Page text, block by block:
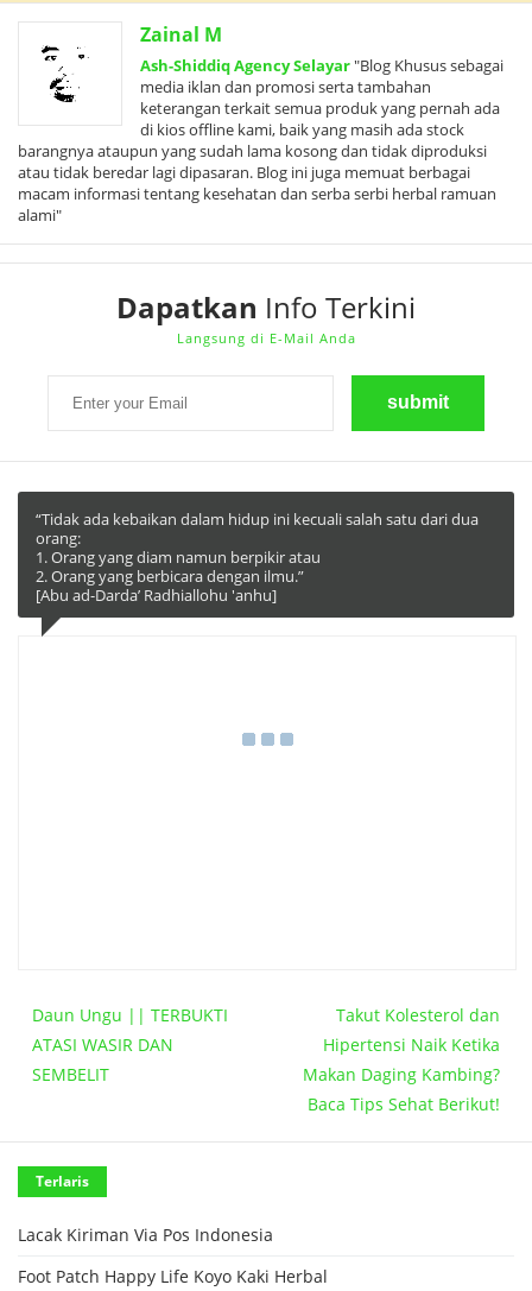
Zainal M
Ash-Shiddiq Agency Selayar"Blog Khusus sebagai
media iklan dan promosi serta tambahan
keterangan terkait semua produk yang pernah ada
di kios offline kami, baik yang masih ada stock
barangnya ataupun yang sudah lama kosong dan tidak diproduksi
atau tidak beredar lagi dipasaran. Blog ini juga memuat berbagai
macam informasi tentang kesehatan dan serba serbi herbal ramuan
alami"
Dapatkan Info Terkini
Langsung di E-Mail Anda
“Tidak ada kebaikan dalam hidup ini kecuali salah satu dari dua
orang:
1. Orang yang diam namun berpikir atau
2. Orang yang berbicara dengan ilmu.”
[Abu ad-Darda’ Radhiallohu 'anhu]
Daun Ungu || TERBUKTI
ATASI WASIR DAN
SEMBELIT
Takut Kolesterol dan
Hipertensi Naik Ketika
Makan Daging Kambing?
Baca Tips Sehat Berikut!
Terlaris
Lacak Kiriman Via Pos Indonesia
Foot Patch Happy Life Koyo Kaki Herbal